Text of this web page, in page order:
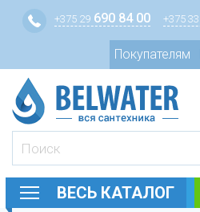
+375 29 690 84 00 +375 33
Покупателям
ВЕСЬ КАТАЛОГ